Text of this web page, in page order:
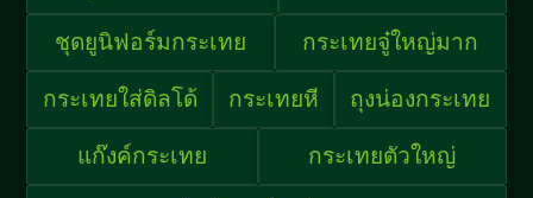
ชุดยูนิฟอร์มกระเทย กระเทยจู๋ใหญ่มาก
กระเทยใส่ดิลโด้ กระเทยหี ถุงน่องกระเทย
แก๊งค์กระเทย กระเทยตัวใหญ่